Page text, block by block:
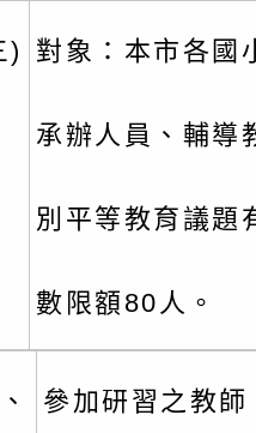
115學年
送桃園市
115學年
能研習」
關桃園市
辦理「音
送桃園市
的人際必
的親職教
體座談會」
轉臺北市
託辦理「
送桃園市
) 對象：本市各國
承辦人員、輔導
別平等教育議題
數限額80人。
參加研習之教